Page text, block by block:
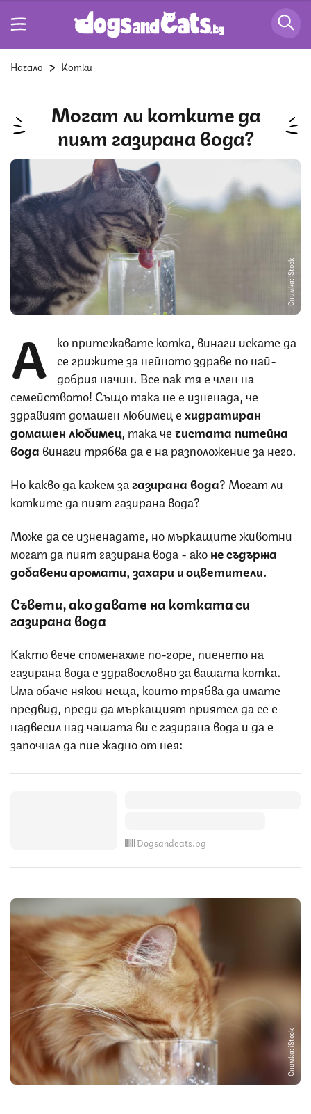
Начало Котки
Могат ли котките да
пият газирана вода?
Снимка: iStock
А
ко притежавате котка, винаги искате да
се грижите за нейното здраве по най-
добрия начин. Все пак тя е член на
семейството! Също така не е изненада, че
здравият домашен любимец ехидратиран
домашен любимец , така чечистата питейна
вода винаги трябва да е на разположение за него.
Но какво да кажем загазирана вода? Могат ли
котките да пият газирана вода?
Може да се изненадате, но мъркащите животни
могат да пият газирана вода - аконе съдържа
добавени аромати, захари и оцветители.
Съвети, ако давате на котката си
газирана вода
Както вече споменахме по-горе, пиенето на
газирана вода е здравословно за вашата котка.
Има обаче някои неща, които трябва да имате
предвид, преди да мъркащият приятел да се е
надвесил над чашата ви с газирана вода и да е
започнал да пие жадно от нея:
Dogsandcats.bg
Снимка: iStock